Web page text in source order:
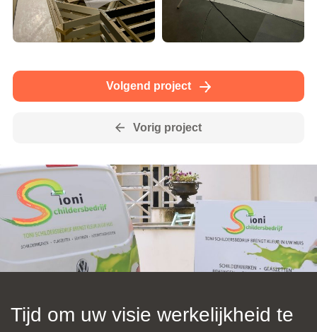
Volgend project
Vorig project
Tijd om uw visie werkelijkheid te